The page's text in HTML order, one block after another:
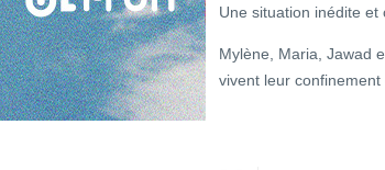
Une situation inédite et
Mylène, Maria, Jawad
vivent leur